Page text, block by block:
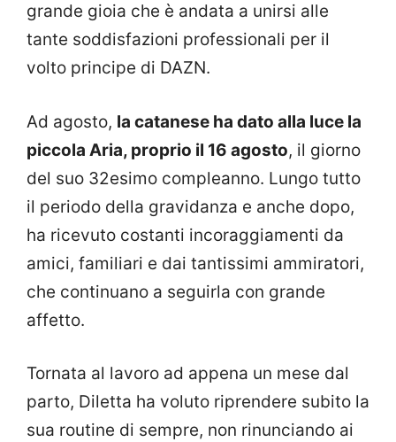
grande gioia che è andata a unirsi alle
tante soddisfazioni professionali per il
volto principe di DAZN.
Ad agosto, la catanese ha dato alla luce la
piccola Aria, proprio il 16 agosto, il giorno
del suo 32esimo compleanno. Lungo tutto
il periodo della gravidanza e anche dopo,
ha ricevuto costanti incoraggiamenti da
amici, familiari e dai tantissimi ammiratori,
che continuano a seguirla con grande
affetto.
Tornata al lavoro ad appena un mese dal
parto, Diletta ha voluto riprendere subito la
sua routine di sempre, non rinunciando ai